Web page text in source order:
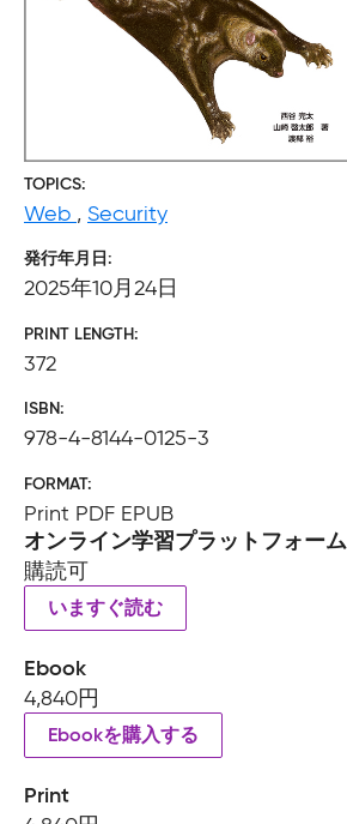
TOPICS
Web , Security
発行年月日
2025年10月24日
PRINT LENGTH
372
ISBN
978-4-8144-0125-3
FORMAT
Print PDF EPUB
オンライン学習プラットフォーム
購読可
いますぐ読む
Ebook
4,840円
Ebookを購入する
Print